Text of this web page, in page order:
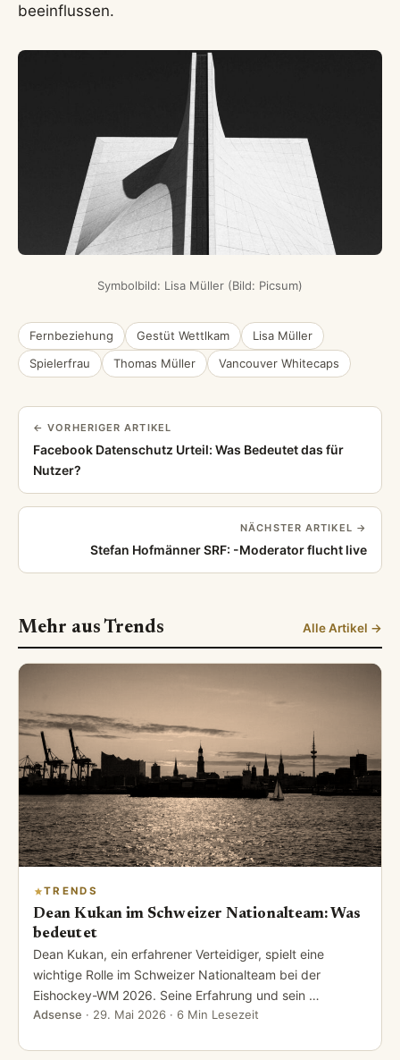
beeinflussen.
Symbolbild: Lisa Müller (Bild: Picsum)
Fernbeziehung Gestüt Wettlkam
Lisa Müller
Spielerfrau
Thomas Müller Vancouver Whitecaps
← VORHERIGER ARTIKEL
Facebook Datenschutz Urteil: Was Bedeutet das für
Nutzer?
NÄCHSTER ARTIKEL →
Stefan Hofmänner SRF: -Moderator flucht live
Mehr aus Trends Alle Artikel →
TRENDS
Dean Kukan im Schweizer Nationalteam: Was
bedeutet
Dean Kukan, ein erfahrener Verteidiger, spielt eine
wichtige Rolle im Schweizer Nationalteam bei der
Eishockey-WM 2026. Seine Erfahrung und sein …
Adsense · 29. Mai 2026 · 6 Min Lesezeit